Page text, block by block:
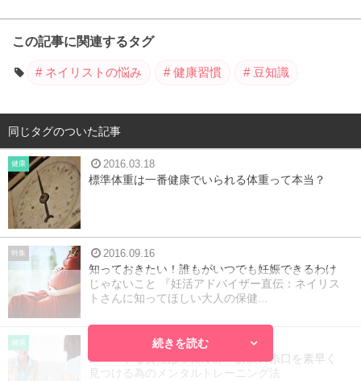
この記事に関連するタグ
ネイリストの悩み 健康習慣 豆知識
同じタグのついた記事
健康 2016.03.18
標準体重は一番健康でいられる体重って本当？
特集 2016.09.16
知っておきたい！誰もがいつでも妊娠できるわけ
じゃないこと 『妊活アドバイザー直伝：ネイリス
トさんに知ってほしい大人の保健...
健康 2016.07.17
スマートな女性は常に冷静！解決の糸口を素早く
見つける為のメンタルトレーニング法
続きを読む